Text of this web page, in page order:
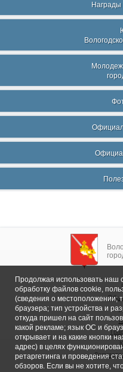
Награды
Продолжая использовать наш
обработку файлов cookie,
(сведения о местоположении;
браузера; тип устройства и
откуда пришел на сайт
какой рекламе; язык ОС и
открывает и на какие кнопки
адрес) в целях
ретаргетинга и проведения
обзоров. Если вы не хотите,